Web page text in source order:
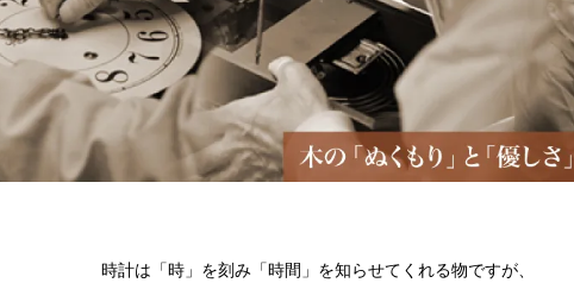
時計は「時」を刻み「時間」を知らせてくれる物ですが、